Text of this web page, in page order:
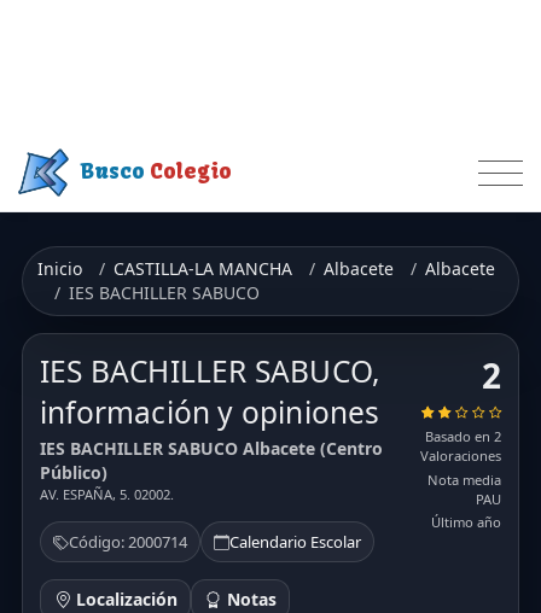
Busco Colegio
Inicio CASTILLA-LA MANCHA Albacete
Albacete
IES BACHILLER SABUCO
IES BACHILLER SABUCO,
información y opiniones
IES BACHILLER SABUCO Albacete (Centro
Público)
AV. ESPAÑA, 5. 02002.
Código: 2000714 Calendario Escolar
Localización
Notas
2
Basado en 2
Valoraciones
Nota media
PAU
Último año